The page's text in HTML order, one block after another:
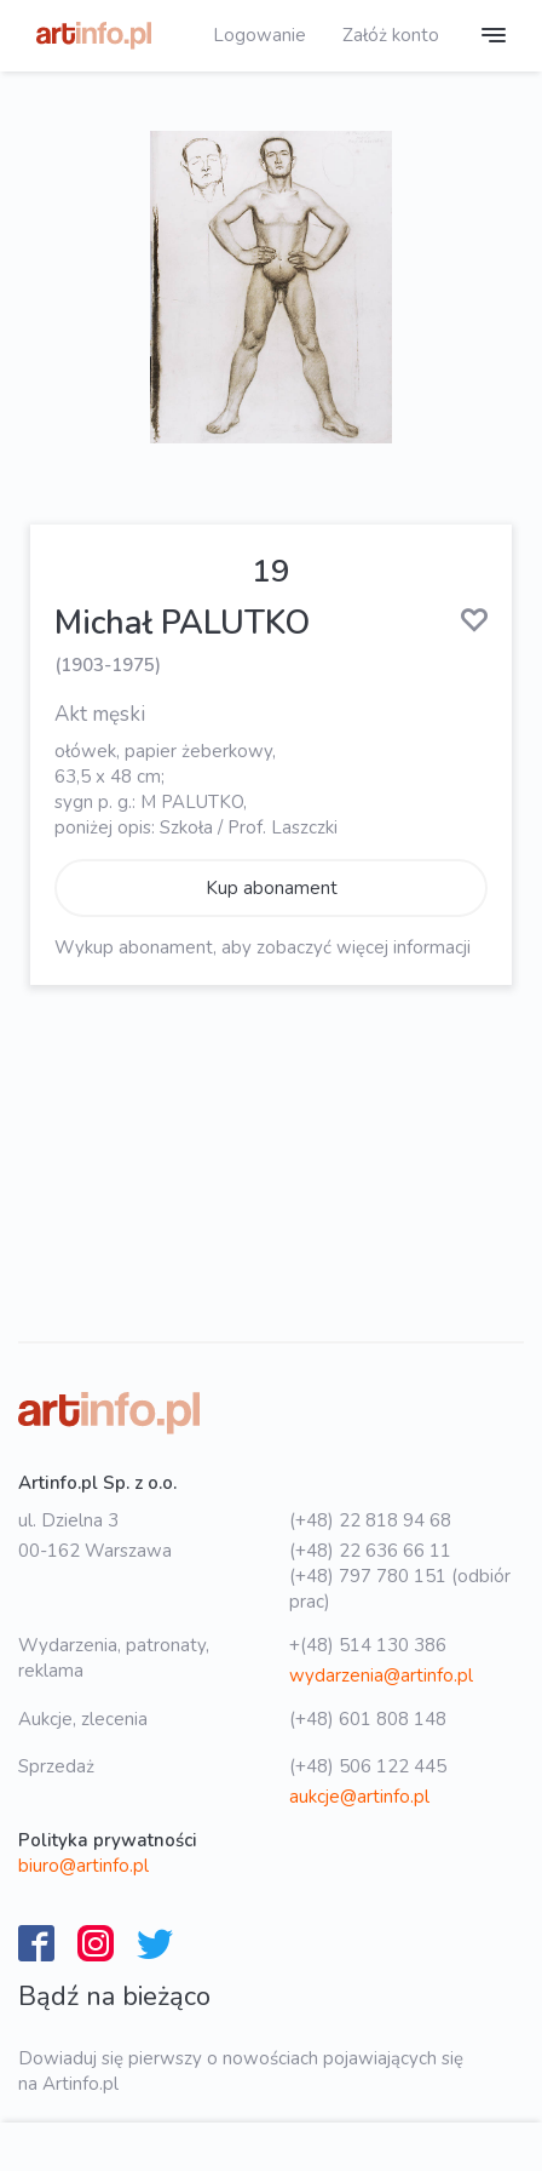
Logowanie Załóż konto
19
Michał PALUTKO
(1903-1975)
Akt męski
ołówek, papier żeberkowy,
63,5 x 48 cm;
sygn p. g.: M PALUTKO,
poniżej opis: Szkoła / Prof. Laszczki
Kup abonament
Wykup abonament, aby zobaczyć więcej informacji
Artinfo.pl Sp. z o.o.
ul. Dzielna 3
00-162 Warszawa
(+48) 22 818 94 68
(+48) 22 636 66 11
(+48) 797 780 151 (odbiór
prac)
Wydarzenia, patronaty,
reklama
+(48) 514 130 386
wydarzenia@artinfo.pl
Aukcje, zlecenia
(+48) 601 808 148
Sprzedaż
(+48) 506 122 445
aukcje@artinfo.pl
Polityka prywatności
biuro@artinfo.pl
Bądź na bieżąco
Dowiaduj się pierwszy o nowościach pojawiających się
na Artinfo.pl